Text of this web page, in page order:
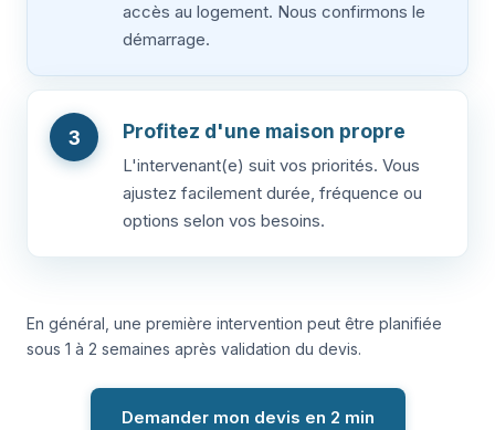
accès au logement. Nous confirmons le
démarrage.
3 Profitez d'une maison propre
L'intervenant(e) suit vos priorités. Vous
ajustez facilement durée, fréquence ou
options selon vos besoins.
En général, une première intervention peut être planifiée
sous 1 à 2 semaines après validation du devis.
Demander mon devis en 2 min